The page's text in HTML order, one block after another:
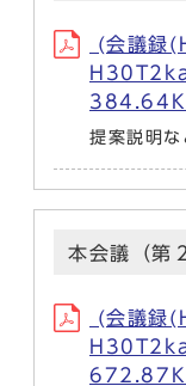
(会議録
提案説明な
本会議（第
(会議録